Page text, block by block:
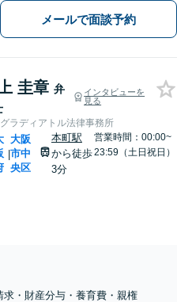
メールで面談予約
圭章 弁
インタビューを
見る
ラディアトル法律事務所
|
大阪
市中
央区
本町駅
から徒歩
3分
営業時間：00:00~
23:59（土日祝日）
求・財産分与・養育費・親権